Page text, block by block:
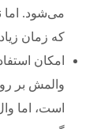
می‌شود.
که زمان
امکان
والمش بر
است، اما